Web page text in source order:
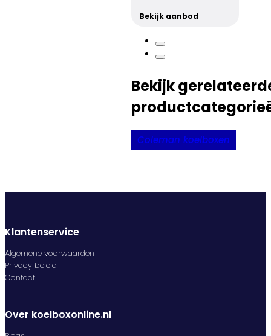
Bekijk aanbod
Bekijk
Coleman koelboxen
Klantenservice
Algemene voorwaarden
Privacy beleid
Contact
Over koelboxonline.nl